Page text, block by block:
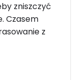
zniszczyć
Czasem
z